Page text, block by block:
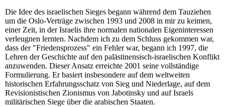
Die Idee des israelischen Sieges begann während dem Tauziehen
um die Oslo-Verträge zwischen 1993 und 2008 in mir zu keimen,
einer Zeit, in der Israelis ihre normalen nationalen Eigeninteressen
verleugnen lernten. Nachdem ich zu dem Schluss gekommen war,
dass der "Friedensprozess" ein Fehler war, begann ich 1997, die
Lehren der Geschichte auf den palästinensisch-israelischen Konflikt
anzuwenden. Dieser Ansatz erreichte 2001 seine vollständige
Formulierung. Er basiert insbesondere auf dem weltweiten
historischen Erfahrungsschatz von Sieg und Niederlage, auf dem
Revisionistischen Zionismus von Jabotinsky und auf Israels
militärischen Siege über die arabischen Staaten.